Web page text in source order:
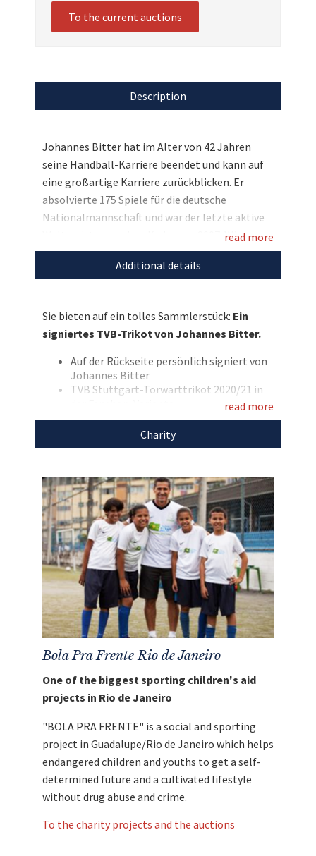
To the current auctions
Description
Johannes Bitter hat im Alter von 42 Jahren
seine Handball-Karriere beendet und kann auf
eine großartige Karriere zurückblicken. Er
absolvierte 175 Spiele für die deutsche
Nationalmannschaft und war der letzte aktive
Weltmeister aus dem Kader von 2007. Wir
dürfen nun ein tolles Andenken des legendären
Torhüters versteigern: Ein TVB Stuttgart-Trikot
und sichern Sie sich dieses Sammlerstück
zugunsten der Kinderhilfsprojekte von
Stars4Kids!
Entdecken Sie bei uns auch weitere
für den guten Zweck!
read more
Additional details
Sie bieten auf ein tolles Sammlerstück: Ein
signiertes TVB-Trikot von Johannes Bitter.
Auf der Rückseite persönlich signiert von
Johannes Bitter
TVB Stuttgart-Torwarttrikot 2020/21 in
Rückenflock: Bitter und seine Nummer 1
Marke: Kempa
Mit dem Erlös dieser Auktion unterstützen wir
Stars4Kids.
read more
Charity
Bola Pra Frente Rio de Janeiro
One of the biggest sporting children's aid
projects in Rio de Janeiro
"BOLA PRA FRENTE" is a social and sporting
project in Guadalupe/Rio de Janeiro which helps
endangered children and youths to get a self-
determined future and a cultivated lifestyle
without drug abuse and crime.
To the charity projects and the auctions